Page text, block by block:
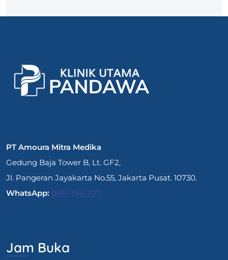
PT Amoura Mitra Medika
Gedung Baja Tower B, Lt. GF2,
Jl. Pangeran Jayakarta No.55, Jakarta Pusat. 10730.
WhatsApp: 0811-742-777
Jam Buka